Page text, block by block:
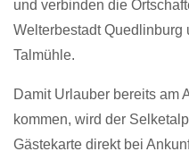
und verbinden die
Welterbestadt
Talmühle.
Damit Urlauber bereits am
kommen, wird der
Gästekarte direkt bei